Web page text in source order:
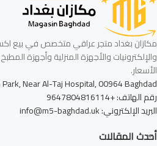
مكازان بغداد متجر عراقي متخصص في بيع
والإلكترونيات والأجهزة المنزلية وأجهزة
الأسعار.
Near Al-Taj Hospital, 00964 Baghdad
رقم الهاتف: +9647804816114
البريد الإلكتروني: info@m5-baghdad.uk
أحدث المقالات